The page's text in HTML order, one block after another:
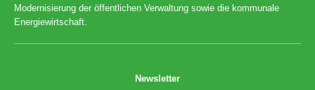
Modernisierung der öffentlichen Verwaltung sowie die kommunale
Energiewirtschaft.
Newsletter